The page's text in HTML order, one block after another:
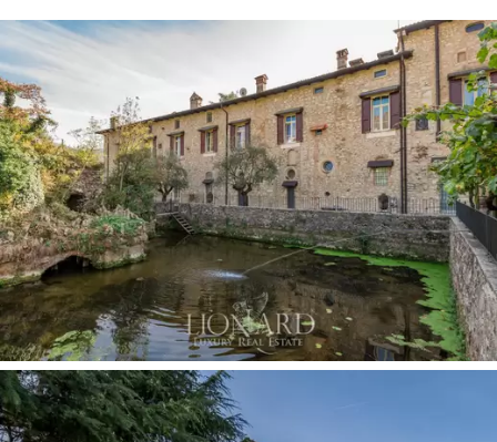
原始的时代元素可以追溯到 19 世纪，保存完好，
房间内装饰着古老的格子天花板、重要的大理石
壁炉、装饰门和墙上美丽的壁画。 这些回到带壁
炉的大客厅、台球区和大厨房，可通往俯瞰花园
的露台。 独特的内部健康区设有游泳池和休闲
区，是最近翻新工程的成果，旨在增强现代舒适
性与历史威望的完美结合。
这座位于布雷西亚绿肺的待售豪华住宅在古代显
得格外现代，是那些在精致环境中寻求舒适的人
们的梦想解决方案。